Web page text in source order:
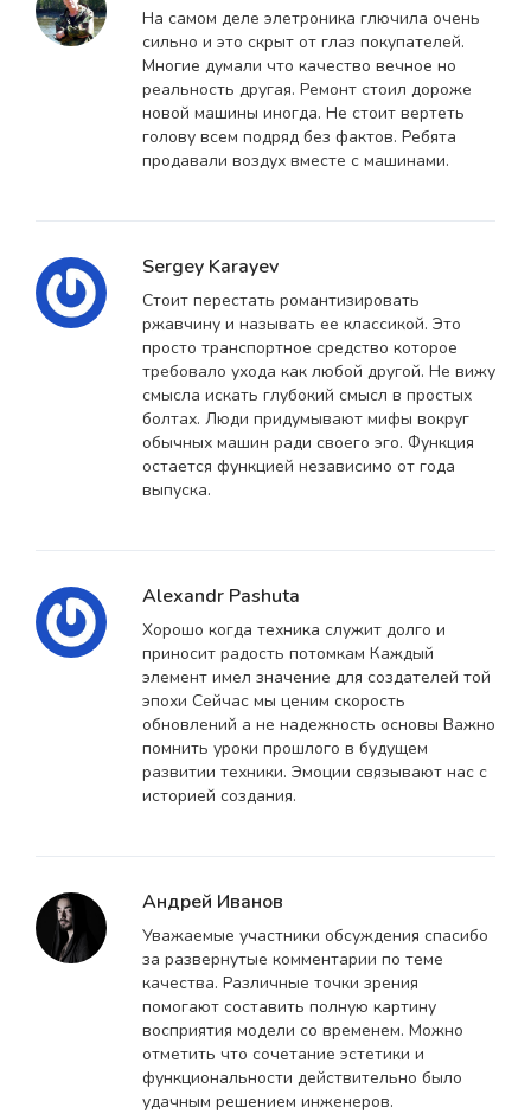
На самом деле элетроника глючила очень
сильно и это скрыт от глаз покупателей.
Многие думали что качество вечное но
реальность другая. Ремонт стоил дороже
новой машины иногда. Не стоит вертеть
голову всем подряд без фактов. Ребята
продавали воздух вместе с машинами.
Sergey Karayev
Стоит перестать романтизировать
ржавчину и называть ее классикой. Это
просто транспортное средство которое
требовало ухода как любой другой. Не вижу
смысла искать глубокий смысл в простых
болтах. Люди придумывают мифы вокруг
обычных машин ради своего эго. Функция
остается функцией независимо от года
выпуска.
Alexandr Pashuta
Хорошо когда техника служит долго и
приносит радость потомкам Каждый
элемент имел значение для создателей той
эпохи Сейчас мы ценим скорость
обновлений а не надежность основы Важно
помнить уроки прошлого в будущем
развитии техники. Эмоции связывают нас с
историей создания.
Андрей Иванов
Уважаемые участники обсуждения спасибо
за развернутые комментарии по теме
качества. Различные точки зрения
помогают составить полную картину
восприятия модели со временем. Можно
отметить что сочетание эстетики и
функциональности действительно было
удачным решением инженеров.